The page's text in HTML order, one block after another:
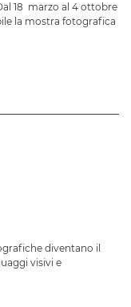
18 marzo al 4 ottobre
la mostra fotografica
diventano il
visivi e